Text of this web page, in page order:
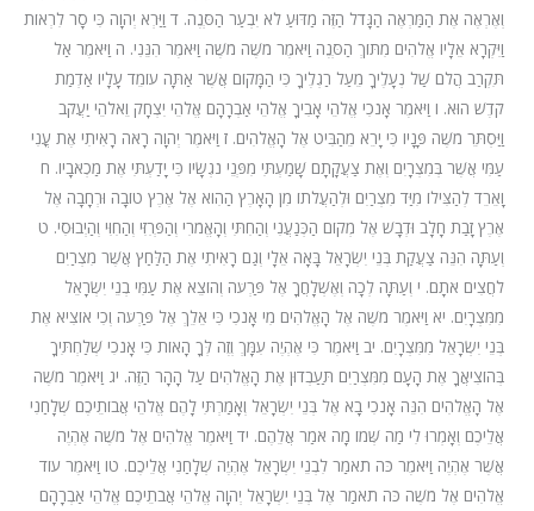
וְאֶרְאֶה אֶת הַמַּרְאֶה הַגָּדֹל הַזֶּה מַדּוּעַ לֹא יִבְעַר הַסְּנֶה. ד וַיַּרְא יְהוָה כִּי סָר לִרְאוֹת
וַיִּקְרָא אֵלָיו אֱלֹהִים מִתּוֹךְ הַסְּנֶה וַיֹּאמֶר מֹשֶׁה מֹשֶׁה וַיֹּאמֶר הִנֵּנִי. ה וַיֹּאמֶר אַל
תִּקְרַב הֲלֹם שַׁל נְעָלֶיךָ מֵעַל רַגְלֶיךָ כִּי הַמָּקוֹם אֲשֶׁר אַתָּה עוֹמֵד עָלָיו אַדְמַת
קֹדֶשׁ הוּא. ו וַיֹּאמֶר אָנֹכִי אֱלֹהֵי אָבִיךָ אֱלֹהֵי אַבְרָהָם אֱלֹהֵי יִצְחָק וֵאלֹהֵי יַעֲקֹב
וַיַּסְתֵּר מֹשֶׁה פָּנָיו כִּי יָרֵא מֵהַבִּיט אֶל הָאֱלֹהִים. ז וַיֹּאמֶר יְהוָה רָאֹה רָאִיתִי אֶת עֳנִי
עַמִּי אֲשֶׁר בְּמִצְרָיִם וְאֶת צַעֲקָתָם שָׁמַעְתִּי מִפְּנֵי נֹגְשָׂיו כִּי יָדַעְתִּי אֶת מַכְאֹבָיו. ח
וָאֵרֵד לְהַצִּילוֹ מִיַּד מִצְרַיִם וּלְהַעֲלֹתוֹ מִן הָאָרֶץ הַהִוא אֶל אֶרֶץ טוֹבָה וּרְחָבָה אֶל
אֶרֶץ זָבַת חָלָב וּדְבָשׁ אֶל מְקוֹם הַכְּנַעֲנִי וְהַחִתִּי וְהָאֱמֹרִי וְהַפְּרִזִּי וְהַחִוִּי וְהַיְבוּסִי. ט
וְעַתָּה הִנֵּה צַעֲקַת בְּנֵי יִשְׂרָאֵל בָּאָה אֵלָי וְגַם רָאִיתִי אֶת הַלַּחַץ אֲשֶׁר מִצְרַיִם
לֹחֲצִים אֹתָם. י וְעַתָּה לְכָה וְאֶשְׁלָחֲךָ אֶל פַּרְעֹה וְהוֹצֵא אֶת עַמִּי בְנֵי יִשְׂרָאֵל
מִמִּצְרָיִם. יא וַיֹּאמֶר מֹשֶׁה אֶל הָאֱלֹהִים מִי אָנֹכִי כִּי אֵלֵךְ אֶל פַּרְעֹה וְכִי אוֹצִיא אֶת
בְּנֵי יִשְׂרָאֵל מִמִּצְרָיִם. יב וַיֹּאמֶר כִּי אֶהְיֶה עִמָּךְ וְזֶה לְּךָ הָאוֹת כִּי אָנֹכִי שְׁלַחְתִּיךָ
בְּהוֹצִיאֲךָ אֶת הָעָם מִמִּצְרַיִם תַּעַבְדוּן אֶת הָאֱלֹהִים עַל הָהָר הַזֶּה. יג וַיֹּאמֶר מֹשֶׁה
אֶל הָאֱלֹהִים הִנֵּה אָנֹכִי בָא אֶל בְּנֵי יִשְׂרָאֵל וְאָמַרְתִּי לָהֶם אֱלֹהֵי אֲבוֹתֵיכֶם שְׁלָחַנִי
אֲלֵיכֶם וְאָמְרוּ לִי מַה שְּׁמוֹ מָה אֹמַר אֲלֵהֶם. יד וַיֹּאמֶר אֱלֹהִים אֶל מֹשֶׁה אֶהְיֶה
אֲשֶׁר אֶהְיֶה וַיֹּאמֶר כֹּה תֹאמַר לִבְנֵי יִשְׂרָאֵל אֶהְיֶה שְׁלָחַנִי אֲלֵיכֶם. טו וַיֹּאמֶר עוֹד
אֱלֹהִים אֶל מֹשֶׁה כֹּה תֹאמַר אֶל בְּנֵי יִשְׂרָאֵל יְהוָה אֱלֹהֵי אֲבֹתֵיכֶם אֱלֹהֵי אַבְרָהָם